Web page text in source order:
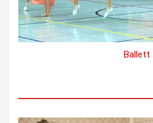
Ballett